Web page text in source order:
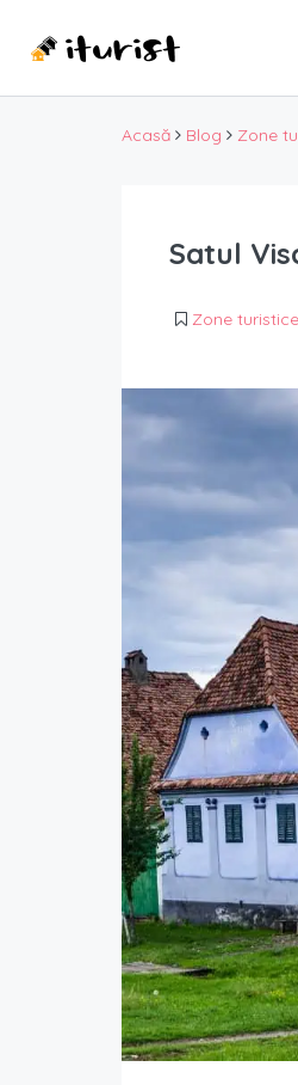
Acasă Blog Zone
Satul
Zone turistice